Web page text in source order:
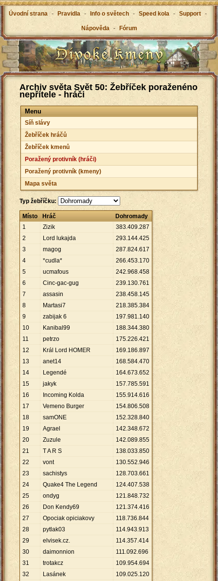
Úvodní strana - Pravidla - Info o světech - Speed kola - Support -
Nápověda - Fórum
Archiv světa Svět 50: Žebříček poraženéno
nepřítele - hráči
Menu
Síň slávy
Žebříček hráčů
Žebříček kmenů
Poražený protivník (hráči)
Poražený protivník (kmeny)
Mapa světa
Typ žebříčku:
Místo Hráč
Dohromady
1
Zizik 383.409.287
2
Lord lukajda 293.144.425
3
magog 287.824.617
4
*cudla* 266.453.170
5
ucmafous 242.968.458
6
Cinc-gac-gug 239.130.761
7
assasin 238.458.145
8
Martasi7 218.385.384
9
zabijak 6 197.981.140
10
Kanibal99 188.344.380
11
petrzo 175.226.421
12
Král Lord HOMER 169.186.897
13
anet14 168.584.470
14
Legendé 164.673.652
15
jakyk 157.785.591
16
Incoming Kolda 155.914.616
17
Vemeno Burger 154.806.508
18
samONE 152.328.840
19
Agrael 142.348.672
20
Zuzule 142.089.855
21
T A R S 138.033.850
22
vont 130.552.946
23
sachistys 128.703.661
24
Quake4 The Legend 124.407.538
25
ondyg 121.848.732
26
Don Kendy69 121.374.416
27
Opociak opiciakovy 118.736.844
28
pytlak03 114.943.913
29
elvisek.cz. 114.357.414
30
daimonnion 111.092.696
31
trotakcz 109.954.694
32
Lasánek 109.025.120